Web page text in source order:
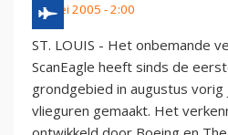
27 mei 2005 - 2:00
ST. LOUIS - Het onbemande
ScanEagle heeft sinds de
grondgebied in augustus vorig
vlieguren gemaakt. Het